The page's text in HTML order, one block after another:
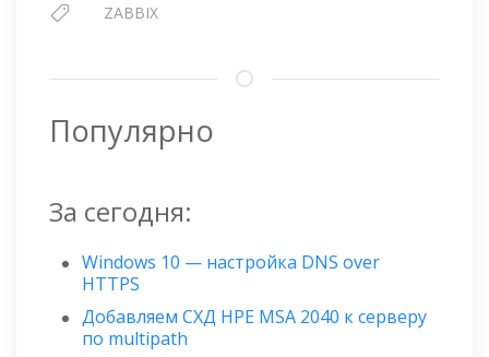
ZABBIX
Популярно
За сегодня:
Windows 10 — настройка DNS over
HTTPS
Добавляем СХД HPE MSA 2040 к серверу
по multipath